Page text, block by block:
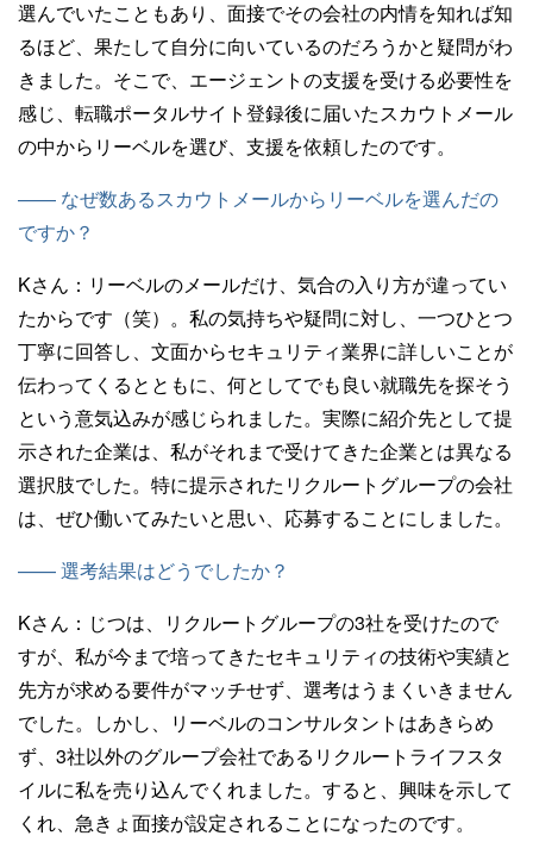
選んでいたこともあり、面接でその会社の内情を知れば知
るほど、果たして自分に向いているのだろうかと疑問がわ
きました。そこで、エージェントの支援を受ける必要性を
感じ、転職ポータルサイト登録後に届いたスカウトメール
の中からリーベルを選び、支援を依頼したのです。
—— なぜ数あるスカウトメールからリーベルを選んだの
ですか？
Kさん： リーベルのメールだけ、気合の入り方が違ってい
たからです（笑）。私の気持ちや疑問に対し、一つひとつ
丁寧に回答し、文面からセキュリティ業界に詳しいことが
伝わってくるとともに、何としてでも良い就職先を探そう
という意気込みが感じられました。実際に紹介先として提
示された企業は、私がそれまで受けてきた企業とは異なる
選択肢でした。特に提示されたリクルートグループの会社
は、ぜひ働いてみたいと思い、応募することにしました。
—— 選考結果はどうでしたか？
Kさん： じつは、リクルートグループの3社を受けたので
すが、私が今まで培ってきたセキュリティの技術や実績と
先方が求める要件がマッチせず、選考はうまくいきません
でした。しかし、リーベルのコンサルタントはあきらめ
ず、3社以外のグループ会社であるリクルートライフスタ
イルに私を売り込んでくれました。すると、興味を示して
くれ、急きょ面接が設定されることになったのです。